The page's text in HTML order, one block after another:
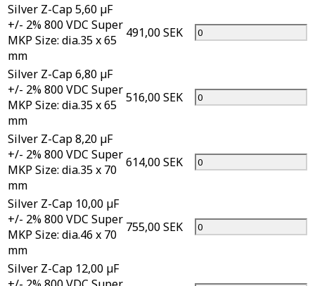
Silver Z-Cap 5,60 µF
+/- 2% 800 VDC Super
MKP Size: dia.35 x 65
mm
491,00 SEK
Silver Z-Cap 6,80 µF
+/- 2% 800 VDC Super
MKP Size: dia.35 x 65
mm
516,00 SEK
Silver Z-Cap 8,20 µF
+/- 2% 800 VDC Super
MKP Size: dia.35 x 70
mm
614,00 SEK
Silver Z-Cap 10,00 µF
+/- 2% 800 VDC Super
MKP Size: dia.46 x 70
mm
755,00 SEK
Silver Z-Cap 12,00 µF